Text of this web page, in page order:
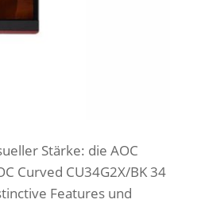
Stärke: die AOC
Curved CU34G2X/BK 34
Features und